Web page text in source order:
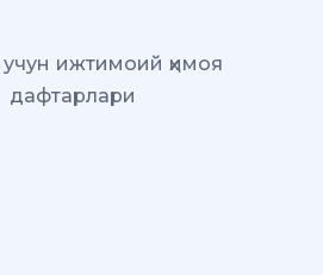
ижтимоий ҳимоя
дафтарлари